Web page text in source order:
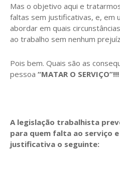
Mas o objetivo aqui e
faltas sem justificativas, e, em
abordar em quais
ao trabalho sem nenhum
Pois bem. Quais são as
pessoa “MATAR O SERVIÇO”!!!
A legislação trabalhista
para quem falta ao serviço
justificativa o seguinte: